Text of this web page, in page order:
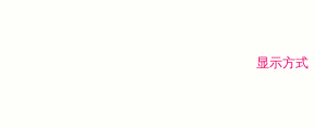
显示方式